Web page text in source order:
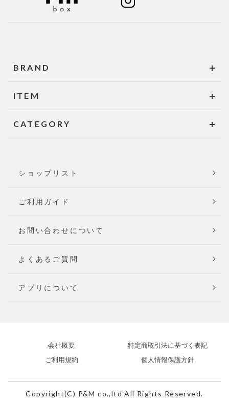
BRAND
ITEM
CATEGORY
ショップリスト
ご利用ガイド
お問い合わせについて
よくあるご質問
アプリについて
会社概要
特定商取引法に基づく表記
ご利用規約
個人情報保護方針
Copyright(C) P&M co.,ltd All Rights Reserved.